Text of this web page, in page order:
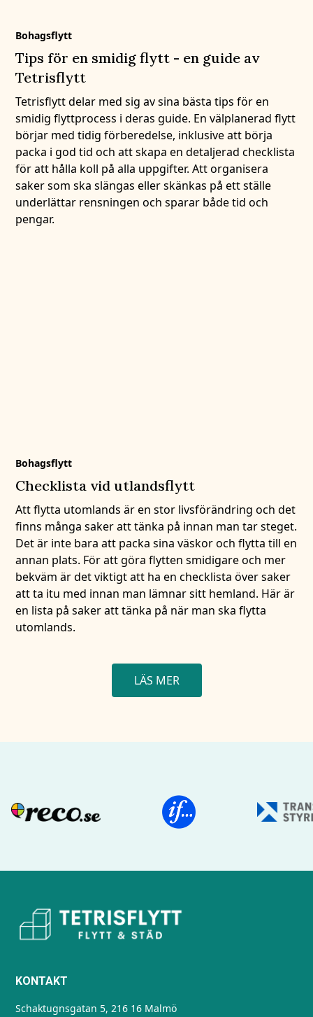
Bohagsflytt
Tips för en smidig flytt - en guide av
Tetrisflytt
Tetrisflytt delar med sig av sina bästa tips för en
smidig flyttprocess i deras guide. En välplanerad flytt
börjar med tidig förberedelse, inklusive att börja
packa i god tid och att skapa en detaljerad checklista
för att hålla koll på alla uppgifter. Att organisera
saker som ska slängas eller skänkas på ett ställe
underlättar rensningen och sparar både tid och
pengar.
Bohagsflytt
Checklista vid utlandsflytt
Att flytta utomlands är en stor livsförändring och det
finns många saker att tänka på innan man tar steget.
Det är inte bara att packa sina väskor och flytta till en
annan plats. För att göra flytten smidigare och mer
bekväm är det viktigt att ha en checklista över saker
att ta itu med innan man lämnar sitt hemland. Här är
en lista på saker att tänka på när man ska flytta
utomlands.
LÄS MER
KONTAKT
Schaktugnsgatan 5, 216 16 Malmö